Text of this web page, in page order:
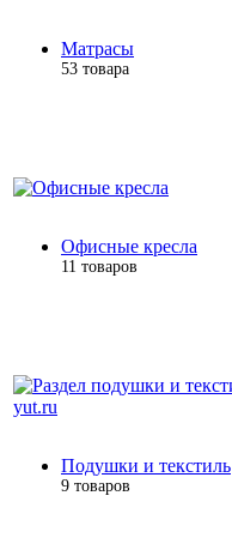
Матрасы
53 товара
Офисные кресла
11 товаров
Подушки и текстиль
9 товаров